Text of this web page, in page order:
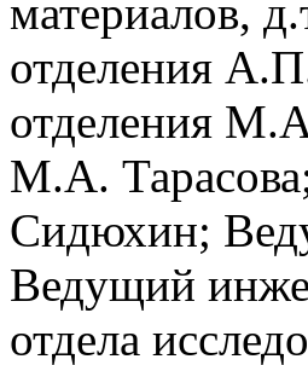
материалов,
отделения
отделения
М.А.
Сидюхин;
Ведущий
отдела